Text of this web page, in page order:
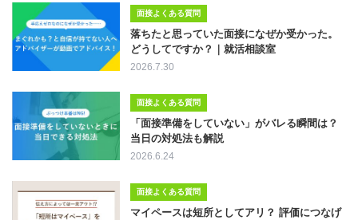
面接よくある質問
落ちたと思っていた面接になぜか受かった。
どうしてですか？｜就活相談室
2026.7.30
面接よくある質問
「面接準備をしていない」がバレる瞬間は？
当日の対処法も解説
2026.6.24
面接よくある質問
マイペースは短所としてアリ？ 評価につなげ